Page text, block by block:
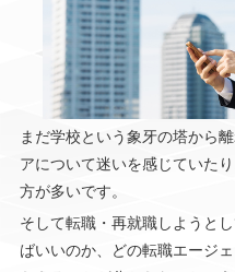
まだ学校という象牙の塔から
アについて迷いを感じていた
方が多いです。
そして転職・再就職しようと
ばいいのか、どの転職エージ